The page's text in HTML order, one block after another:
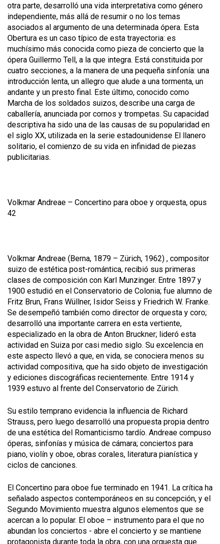
otra parte, desarrolló una vida interpretativa como género
independiente, más allá de resumir o no los temas
asociados al argumento de una determinada ópera. Esta
Obertura es un caso típico de esta trayectoria: es
muchísimo más conocida como pieza de concierto que la
ópera Guillermo Tell, a la que integra. Está constituida por
cuatro secciones, a la manera de una pequeña sinfonía: una
introducción lenta, un allegro que alude a una tormenta, un
andante y un presto final. Este último, conocido como
Marcha de los soldados suizos, describe una carga de
caballería, anunciada por cornos y trompetas. Su capacidad
descriptiva ha sido una de las causas de su popularidad en
el siglo XX, utilizada en la serie estadounidense El llanero
solitario, el comienzo de su vida en infinidad de piezas
publicitarias.
Volkmar Andreae – Concertino para oboe y orquesta, opus
42
Volkmar Andreae (Berna, 1879 – Zürich, 1962) , compositor
suizo de estética post-romántica, recibió sus primeras
clases de composición con Karl Munzinger. Entre 1897 y
1900 estudió en el Conservatorio de Colonia; fue alumno de
Fritz Brun, Frans Wüllner, Isidor Seiss y Friedrich W. Franke.
Se desempeñó también como director de orquesta y coro;
desarrolló una importante carrera en esta vertiente,
especializado en la obra de Anton Bruckner; lideró esta
actividad en Suiza por casi medio siglo. Su excelencia en
este aspecto llevó a que, en vida, se conociera menos su
actividad compositiva, que ha sido objeto de investigación
y ediciones discográficas recientemente. Entre 1914 y
1939 estuvo al frente del Conservatorio de Zürich.
Su estilo temprano evidencia la influencia de Richard
Strauss, pero luego desarrolló una propuesta propia dentro
de una estética del Romanticismo tardío. Andreae compuso
óperas, sinfonías y música de cámara; conciertos para
piano, violín y oboe, obras corales, literatura pianística y
ciclos de canciones.
El Concertino para oboe fue terminado en 1941. La crítica ha
señalado aspectos contemporáneos en su concepción, y el
Segundo Movimiento muestra algunos elementos que se
acercan a lo popular. El oboe – instrumento para el que no
abundan los conciertos - abre el concierto y se mantiene
protagonista durante toda la obra, con una orquesta que